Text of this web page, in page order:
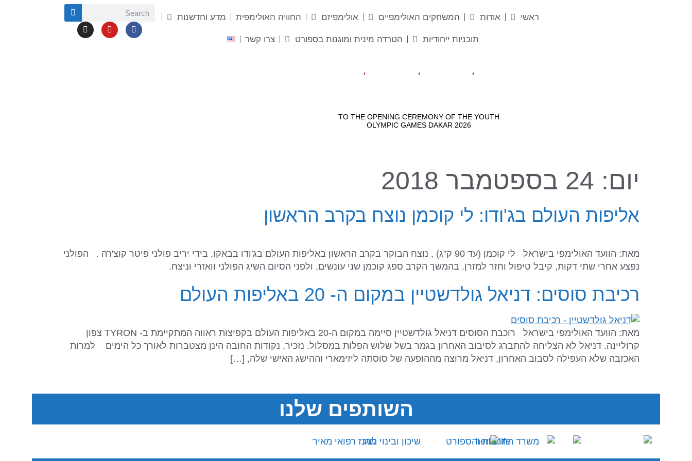
ראשי אודות המשחקים האולימפיים אולימפיזם החוויה האולימפית מדע וחדשנות
תוכניות ייחודיות הטרדה מינית ומוגנות בספורט צרו קשר
יום: 24 בספטמבר 2018
אליפות העולם בג'ודו: לי קוכמן נוצח בקרב הראשון
מאת: הוועד האולימפי בישראל לי קוכמן (עד 90 ק"ג) , נוצח הבוקר בקרב הראשון באליפות העולם בג'ודו בבאקו, בידי יריב פולני פיטר קוצ'רה . הפולני
נפצע אחרי שתי דקות, קיבל טיפול וחזר למזרן. בהמשך הקרב ספג קוכמן שני עונשים, ולפני הסיום השיג הפולני וואזרי וניצח.
רכיבת סוסים: דניאל גולדשטיין במקום ה- 20 באליפות העולם
מאת: הוועד האולימפי בישראל רוכבת הסוסים דניאל גולדשטיין סיימה במקום ה-20 באליפות העולם בקפיצות ראווה המתקיימת ב- TYRON צפון
קרוליינה. דניאל לא הצליחה להתברג לסיבוב האחרון בגמר בשל שלוש הפלות במסלול. נזכיר, נקודות החובה הינן מצטברות לאורך כל הימים למרות
האכזבה שלא העפילה לסבוב האחרון, דניאל מרוצה מההופעה של סוסתה ליזימארי וההישג האישי שלה, […]
השותפים שלנו